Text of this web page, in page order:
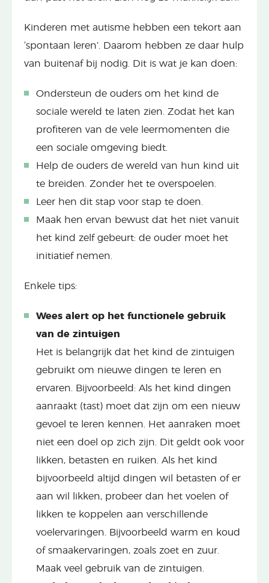
Kinderen met autisme hebben een tekort aan
‘spontaan leren’. Daarom hebben ze daar hulp
van buitenaf bij nodig. Dit is wat je kan doen:
Ondersteun de ouders om het kind de
sociale wereld te laten zien. Zodat het kan
profiteren van de vele leermomenten die
een sociale omgeving biedt.
Help de ouders de wereld van hun kind uit
te breiden. Zonder het te overspoelen.
Leer hen dit stap voor stap te doen.
Maak hen ervan bewust dat het niet vanuit
het kind zelf gebeurt: de ouder moet het
initiatief nemen.
Enkele tips:
Wees alert op het functionele gebruik
van de zintuigen
Het is belangrijk dat het kind de zintuigen
gebruikt om nieuwe dingen te leren en
ervaren. Bijvoorbeeld: Als het kind dingen
aanraakt (tast) moet dat zijn om een nieuw
gevoel te leren kennen. Het aanraken moet
niet een doel op zich zijn. Dit geldt ook voor
likken, betasten en ruiken. Als het kind
bijvoorbeeld altijd dingen wil betasten of er
aan wil likken, probeer dan het voelen of
likken te koppelen aan verschillende
voelervaringen. Bijvoorbeeld warm en koud
of smaakervaringen, zoals zoet en zuur.
Maak veel gebruik van de zintuigen.